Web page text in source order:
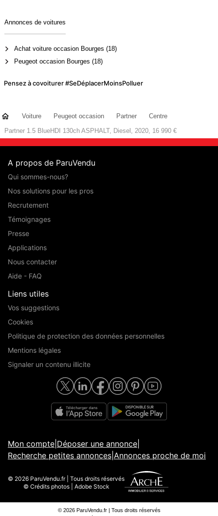
Annonces de voitures
Achat voiture occasion Bourges (18)
Peugeot occasion Bourges (18)
Pensez à covoiturer #SeDéplacerMoinsPolluer
Voiture Peugeot occasion Partner
Centre
Partner 1.5 BlueHDI 130ch ASPHALT, Diesel, 2020, 16 990 €
A propos de ParuVendu
Qui sommes-nous?
Nos solutions pour les pros
Recrutement
Témoignages
Presse
Applications
Nous contacter
Aide - FAQ
Liens utiles
Vos suggestions
Cookies
Politique de protection des données personnelles
Mentions légales
Signaler un contenu illicite
Mon compte Déposer une annonce
Recherche petites annonces Annonces proche de moi
© 2026 ParuVendu.fr | Tous droits réservés
© Crédits photos | Adobe Stock
© 2026 ParuVendu.fr | Tous droits réservés